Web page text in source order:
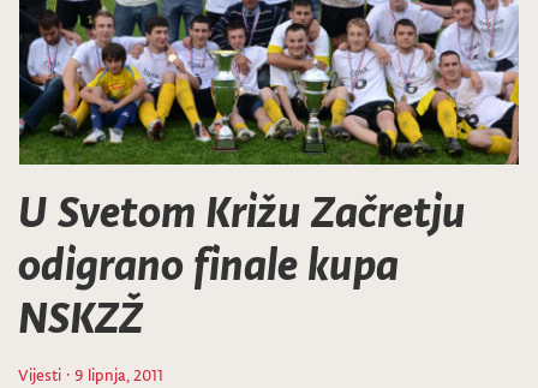
U Svetom Križu Začretju
odigrano finale kupa
NSKZŽ
Vijesti · 9 lipnja, 2011